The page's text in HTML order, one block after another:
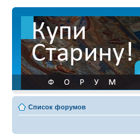
Список форумов